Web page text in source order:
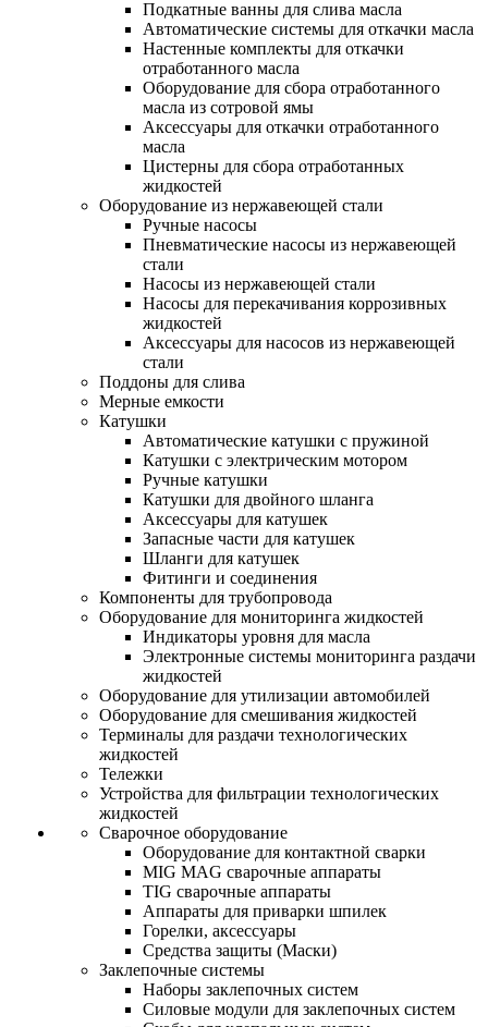
Подкатные ванны для слива масла
Автоматические системы для откачки масла
Настенные комплекты для откачки
отработанного масла
Оборудование для сбора отработанного
масла из сотровой ямы
Аксессуары для откачки отработанного
масла
Цистерны для сбора отработанных
жидкостей
Оборудование из нержавеющей стали
Ручные насосы
Пневматические насосы из нержавеющей
стали
Насосы из нержавеющей стали
Насосы для перекачивания коррозивных
жидкостей
Аксессуары для насосов из нержавеющей
стали
Поддоны для слива
Мерные емкости
Катушки
Автоматические катушки с пружиной
Катушки с электрическим мотором
Ручные катушки
Катушки для двойного шланга
Аксессуары для катушек
Запасные части для катушек
Шланги для катушек
Фитинги и соединения
Компоненты для трубопровода
Оборудование для мониторинга жидкостей
Индикаторы уровня для масла
Электронные системы мониторинга раздачи
жидкостей
Оборудование для утилизации автомобилей
Оборудование для смешивания жидкостей
Терминалы для раздачи технологических
жидкостей
Тележки
Устройства для фильтрации технологических
жидкостей
Сварочное оборудование
Оборудование для контактной сварки
MIG MAG сварочные аппараты
TIG сварочные аппараты
Аппараты для приварки шпилек
Горелки, аксессуары
Средства защиты (Маски)
Заклепочные системы
Наборы заклепочных систем
Силовые модули для заклепочных систем